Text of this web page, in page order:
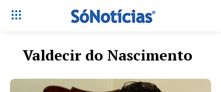
Valdecir do Nascimento